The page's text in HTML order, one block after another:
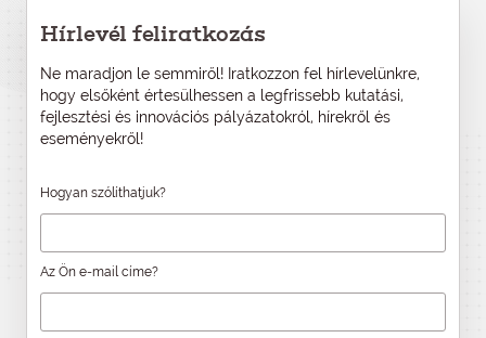
Hírlevél feliratkozás
Ne maradjon le semmiről! Iratkozzon fel hírlevelünkre,
hogy elsőként értesülhessen a legfrissebb kutatási,
fejlesztési és innovációs pályázatokról, hírekről és
eseményekről!
Hogyan szólíthatjuk?
Az Ön e-mail címe?